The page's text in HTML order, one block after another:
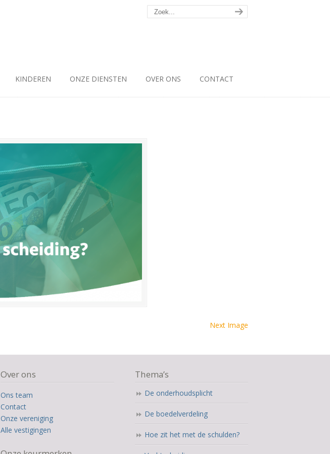
KINDEREN ONZE DIENSTEN OVER ONS CONTACT
Next Image
Over ons
Ons team
Contact
Onze vereniging
Alle vestigingen
Thema’s
De onderhoudsplicht
De boedelverdeling
Hoe zit het met de schulden?